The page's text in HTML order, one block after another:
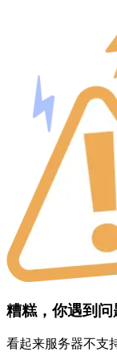
糟糕，你遇到问
看起来服务器不支